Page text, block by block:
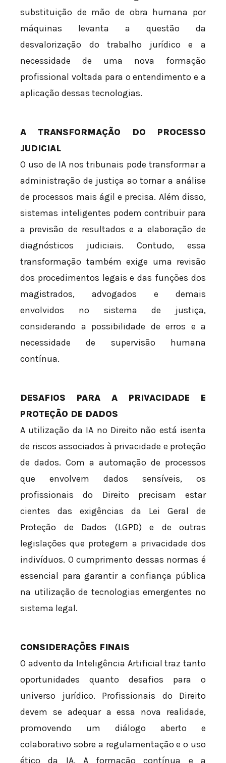
substituição de mão de obra humana por
máquinas levanta a questão da
desvalorização do trabalho jurídico e a
necessidade de uma nova formação
profissional voltada para o entendimento e a
aplicação dessas tecnologias.
A TRANSFORMAÇÃO DO PROCESSO
JUDICIAL
O uso de IA nos tribunais pode transformar a
administração de justiça ao tornar a análise
de processos mais ágil e precisa. Além disso,
sistemas inteligentes podem contribuir para
a previsão de resultados e a elaboração de
diagnósticos judiciais. Contudo, essa
transformação também exige uma revisão
dos procedimentos legais e das funções dos
magistrados, advogados e demais
envolvidos no sistema de justiça,
considerando a possibilidade de erros e a
necessidade de supervisão humana
contínua.
DESAFIOS PARA A PRIVACIDADE E
PROTEÇÃO DE DADOS
A utilização da IA no Direito não está isenta
de riscos associados à privacidade e proteção
de dados. Com a automação de processos
que envolvem dados sensíveis, os
profissionais do Direito precisam estar
cientes das exigências da Lei Geral de
Proteção de Dados (LGPD) e de outras
legislações que protegem a privacidade dos
indivíduos. O cumprimento dessas normas é
essencial para garantir a confiança pública
na utilização de tecnologias emergentes no
sistema legal.
CONSIDERAÇÕES FINAIS
O advento da Inteligência Artificial traz tanto
oportunidades quanto desafios para o
universo jurídico. Profissionais do Direito
devem se adequar a essa nova realidade,
promovendo um diálogo aberto e
colaborativo sobre a regulamentação e o uso
ético da IA. A formação contínua e a